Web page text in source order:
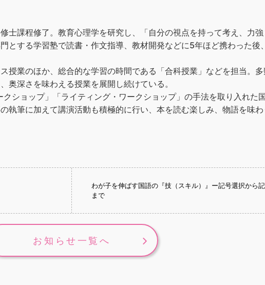
士課程修了。教育心理学を研究し、「自分の視点を持って考え、力強
とする学習塾で読書・作文指導、教材開発などに5年ほど携わった後
授業のほか、総合的な学習の時間である「合科授業」などを担当。
奥深さを味わえる授業を展開し続けている。
ショップ」「ライティング・ワークショップ」の手法を取り入れた
執筆に加えて講演活動も積極的に行い、本を読む楽しみ、物語を味
わが子を伸ばす国語の『技（スキル）』ー記号選択から
まで
お知らせ一覧へ